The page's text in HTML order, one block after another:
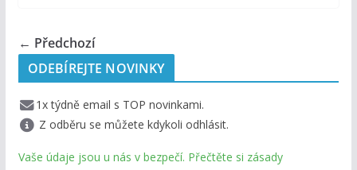
← Předchozí
ODEBÍREJTE NOVINKY
1x týdně email s TOP novinkami.
Z odběru se můžete kdykoli odhlásit.
Vaše údaje jsou u nás v bezpečí. Přečtěte si zásady